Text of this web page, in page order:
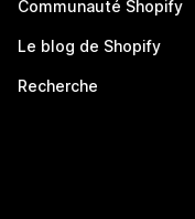
Communauté Shopify
Le blog de Shopify
Recherche